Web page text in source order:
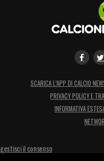
SCARICA L’APP DI CALCIO
PRIVACY POLICY E
INFORMATIVA
gestisci il consenso